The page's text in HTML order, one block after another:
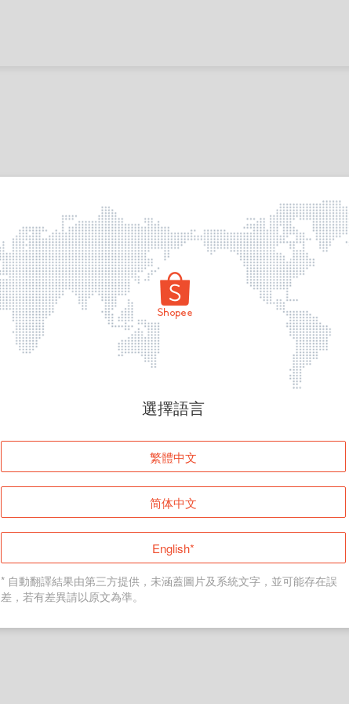
頁面無法顯示
登入
返回首頁
選擇語言
繁體中文
简体中文
English*
* 自動翻譯結果由第三方提供，未涵蓋圖片及系統文字，並可能存在誤
差，若有差異請以原文為準。